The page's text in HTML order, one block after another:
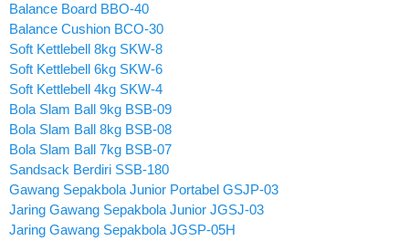
Balance Board BBO-40
Balance Cushion BCO-30
Soft Kettlebell 8kg SKW-8
Soft Kettlebell 6kg SKW-6
Soft Kettlebell 4kg SKW-4
Bola Slam Ball 9kg BSB-09
Bola Slam Ball 8kg BSB-08
Bola Slam Ball 7kg BSB-07
Sandsack Berdiri SSB-180
Gawang Sepakbola Junior Portabel GSJP-03
Jaring Gawang Sepakbola Junior JGSJ-03
Jaring Gawang Sepakbola JGSP-05H